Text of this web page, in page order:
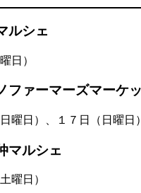
ルシェ
日）
ファーマーズマーケ
曜日）、１７日（日曜日）
マルシェ
曜日）